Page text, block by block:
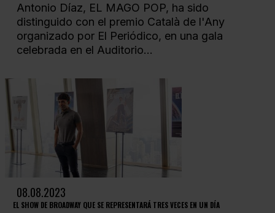
Antonio Díaz, EL MAGO POP, ha sido
distinguido con el premio Català de l'Any
organizado por El Periódico, en una gala
celebrada en el Auditorio...
08.08.2023
EL SHOW DE BROADWAY QUE SE REPRESENTARÁ TRES VECES EN UN DÍA